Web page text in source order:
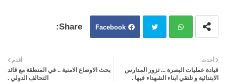
Facebook
ter atsa
أحدث
قيادة عمليات البصرة ... تزور المدارس
الابتدائية و تلتقي ابناء الشهداء فيها .
أقدم
بحث الاوضاع الامنية .. في المنطقة مع قائد
التحالف الدولي .